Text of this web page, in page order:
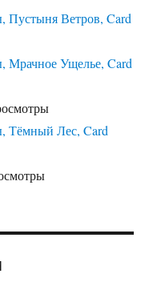
Пустыня Ветров, Card
Мрачное Ущелье, Card
Тёмный Лес, Card